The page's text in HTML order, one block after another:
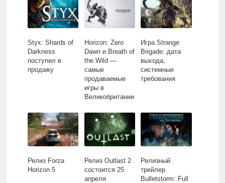
Styx: Shards of
Darkness
поступил в
продажу
Horizon: Zero
Dawn и Breath of
the Wild —
самые
продаваемые
игры в
Великобритании
Игра Strange
Brigade: дата
выхода,
системные
требования
Релиз Forza
Horizon 5
Релиз Outlast 2
состоится 25
апреля
Релизный
трейлер
Bulletstorm: Full